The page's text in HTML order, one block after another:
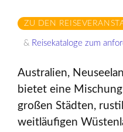
ZU DEN
& Reisekataloge zum
Australien,
bietet eine
großen Städten,
weitläufigen